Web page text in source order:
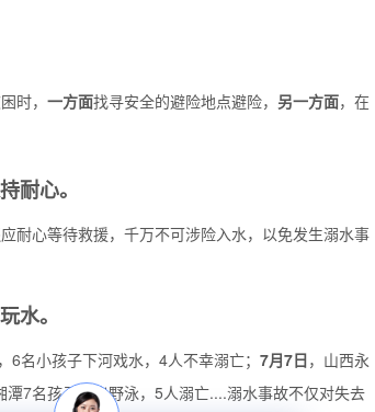
时，一方面找寻安全的避险地点避险， 另一方面，在
耐心。
耐心等待救援，千万不可涉险入水，以免发生溺水事
水。
6名小孩子下河戏水，4人不幸溺亡；7月7日，山西永
潭7名孩子外出野泳，5人溺亡....溺水事故不仅对失去